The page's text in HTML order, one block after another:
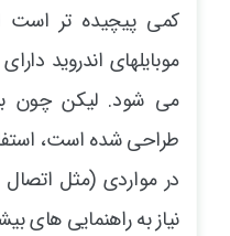
کمی پیچیده تر است
موبایلهای اندروید
می شود. لیکن چون
طراحی شده است،
نیاز به راهنمایی های